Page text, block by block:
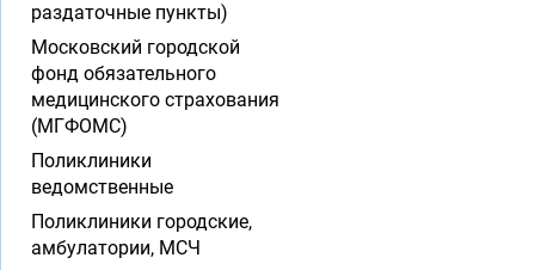
раздаточные пункты)
Московский городской
фонд обязательного
медицинского страхования
(МГФОМС)
Поликлиники
ведомственные
Поликлиники городские,
амбулатории, МСЧ